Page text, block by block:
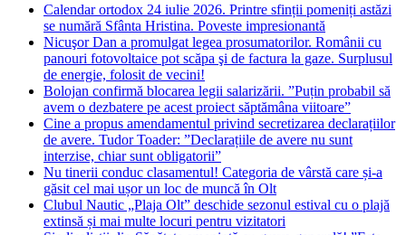
Calendar ortodox 24 iulie 2026. Printre sfinții pomeniți astăzi
se numără Sfânta Hristina. Poveste impresionantă
Nicuşor Dan a promulgat legea prosumatorilor. Românii cu
panouri fotovoltaice pot scăpa şi de factura la gaze. Surplusul
de energie, folosit de vecini!
Bolojan confirmă blocarea legii salarizării. ”Puțin probabil să
avem o dezbatere pe acest proiect săptămâna viitoare”
Cine a propus amendamentul privind secretizarea declarațiilor
de avere. Tudor Toader: ”Declarațiile de avere nu sunt
interzise, chiar sunt obligatorii”
Nu tinerii conduc clasamentul! Categoria de vârstă care și-a
găsit cel mai ușor un loc de muncă în Olt
Clubul Nautic „Plaja Olt” deschide sezonul estival cu o plajă
extinsă și mai multe locuri pentru vizitatori